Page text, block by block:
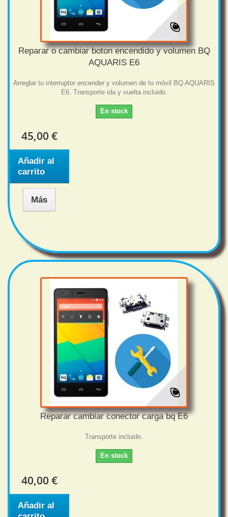
Reparar o cambiar boton encendido y volumen BQ
AQUARIS E6
Arreglar tu interruptor encender y volumen de tu móvil BQ AQUARIS
E6. Transporte ida y vuelta incluido.
En stock
45,00 €
Añadir al
carrito
Más
Reparar cambiar conector carga bq E6
Transporte incluido.
En stock
40,00 €
Añadir al